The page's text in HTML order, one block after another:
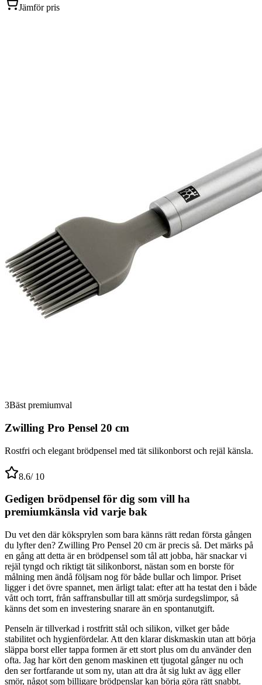
Jämför pris
3Bäst premiumval
Zwilling Pro Pensel 20 cm
Rostfri och elegant brödpensel med tät silikonborst och rejäl känsla.
8.6/ 10
Gedigen brödpensel för dig som vill ha
premiumkänsla vid varje bak
Du vet den där köksprylen som bara känns rätt redan första gången
du lyfter den? Zwilling Pro Pensel 20 cm är precis så. Det märks på
en gång att detta är en brödpensel som tål att jobba, här snackar vi
rejäl tyngd och riktigt tät silikonborst, nästan som en borste för
målning men ändå följsam nog för både bullar och limpor. Priset
ligger i det övre spannet, men ärligt talat: efter att ha testat den i både
vått och torrt, från saffransbullar till att smörja surdegslimpor, så
känns det som en investering snarare än en spontanutgift.
Penseln är tillverkad i rostfritt stål och silikon, vilket ger både
stabilitet och hygienfördelar. Att den klarar diskmaskin utan att börja
släppa borst eller tappa formen är ett stort plus om du använder den
ofta. Jag har kört den genom maskinen ett tjugotal gånger nu och
den ser fortfarande ut som ny, utan att dra åt sig lukt av ägg eller
smör, något som billigare brödpenslar kan börja göra rätt snabbt.